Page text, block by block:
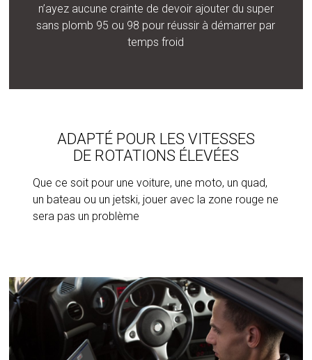
n’ayez aucune crainte de devoir ajouter du super
sans plomb 95 ou 98 pour réussir à démarrer par
temps froid
ADAPTÉ POUR LES VITESSES
DE ROTATIONS ÉLEVÉES
Que ce soit pour une voiture, une moto, un quad,
un bateau ou un jetski, jouer avec la zone rouge ne
sera pas un problème